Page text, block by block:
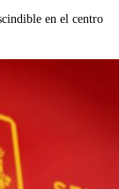
en el centro